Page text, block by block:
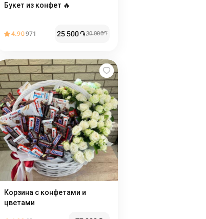
Букет из конфет 🔥
4.90971 25 500֏30 000֏
Корзина с конфетами и
цветами